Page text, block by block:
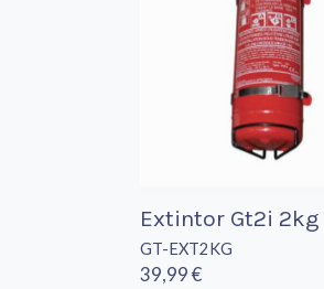
Extintor Gt2i 2kg
GT-EXT2KG
39,99 €